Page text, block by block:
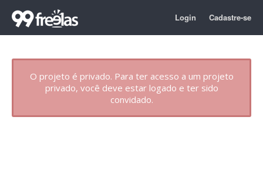
Login Cadastre-se
O projeto é privado. Para ter acesso a um projeto
privado, você deve estar logado e ter sido
convidado.